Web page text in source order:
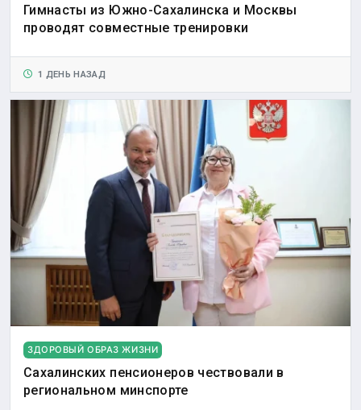
Гимнасты из Южно-Сахалинска и Москвы
проводят совместные тренировки
1 ДЕНЬ НАЗАД
ЗДОРОВЫЙ ОБРАЗ ЖИЗНИ
Сахалинских пенсионеров чествовали в
региональном минспорте